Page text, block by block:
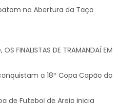
na Abertura da Taça
OS FINALISTAS DE TRAMANDAÍ EM
a 18ª Copa Capão da
de Futebol de Areia inicia